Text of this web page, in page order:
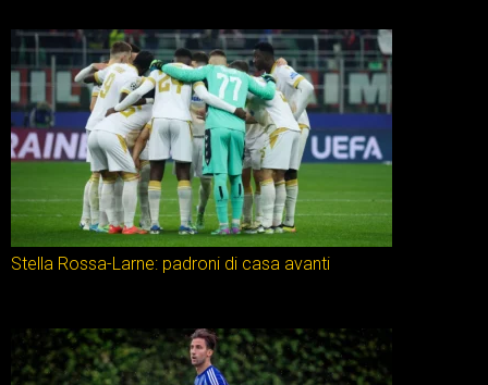
Stella Rossa-Larne: padroni di casa avanti